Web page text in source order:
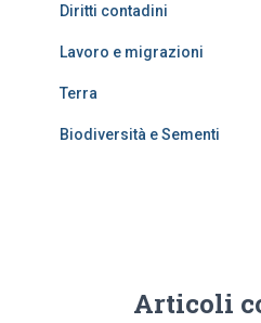
Diritti contadini
Lavoro e migrazioni
Terra
Biodiversità e Sementi
Articoli